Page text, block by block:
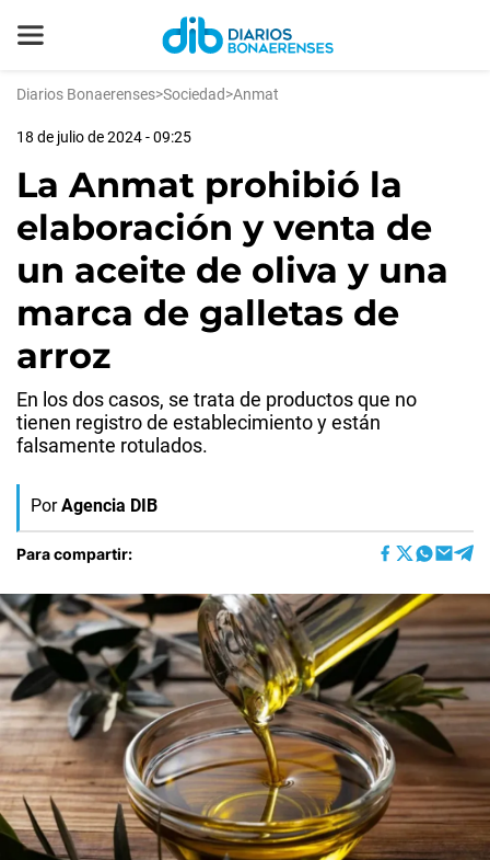
Diarios Bonaerenses>Sociedad>Anmat
18 de julio de 2024 - 09:25
La Anmat prohibió la
elaboración y venta de
un aceite de oliva y una
marca de galletas de
arroz
En los dos casos, se trata de productos que no
tienen registro de establecimiento y están
falsamente rotulados.
Por Agencia DIB
Para compartir: